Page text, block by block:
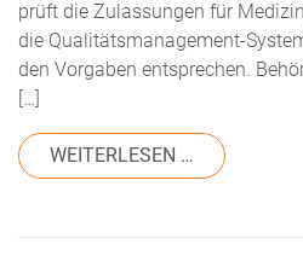
prüft die Zulassungen für
die Qualitätsmanagement-
den Vorgaben entsprechen.
[…]
WEITERLESEN … FROM UDI